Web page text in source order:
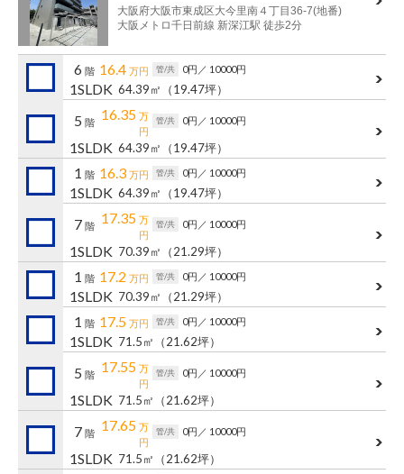
大阪府大阪市東成区大今里南４丁目36-7(地番)
大阪メトロ千日前線 新深江駅 徒歩2分
6 階 16.4 万円 管/共 0円 ／ 10000円
1SLDK 64.39㎡ （19.47坪）
5 階 16.35 万
円
管/共 0円 ／ 10000円
1SLDK 64.39㎡ （19.47坪）
1 階 16.3 万円 管/共 0円 ／ 10000円
1SLDK 64.39㎡ （19.47坪）
7 階 17.35 万
円
管/共 0円 ／ 10000円
1SLDK 70.39㎡ （21.29坪）
1 階 17.2 万円 管/共 0円 ／ 10000円
1SLDK 70.39㎡ （21.29坪）
1 階 17.5 万円 管/共 0円 ／ 10000円
1SLDK 71.5㎡ （21.62坪）
5 階 17.55 万
円
管/共 0円 ／ 10000円
1SLDK 71.5㎡ （21.62坪）
7 階 17.65 万
円
管/共 0円 ／ 10000円
1SLDK 71.5㎡ （21.62坪）